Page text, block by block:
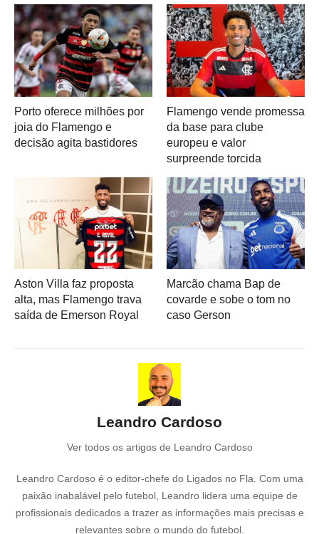
Porto oferece milhões por
joia do Flamengo e
decisão agita bastidores
Flamengo vende promessa
da base para clube
europeu e valor
surpreende torcida
Aston Villa faz proposta
alta, mas Flamengo trava
saída de Emerson Royal
Marcão chama Bap de
covarde e sobe o tom no
caso Gerson
Leandro Cardoso
Ver todos os artigos de Leandro Cardoso
Leandro Cardoso é o editor-chefe do Ligados no Fla. Com uma
paixão inabalável pelo futebol, Leandro lidera uma equipe de
profissionais dedicados a trazer as informações mais precisas e
relevantes sobre o mundo do futebol.